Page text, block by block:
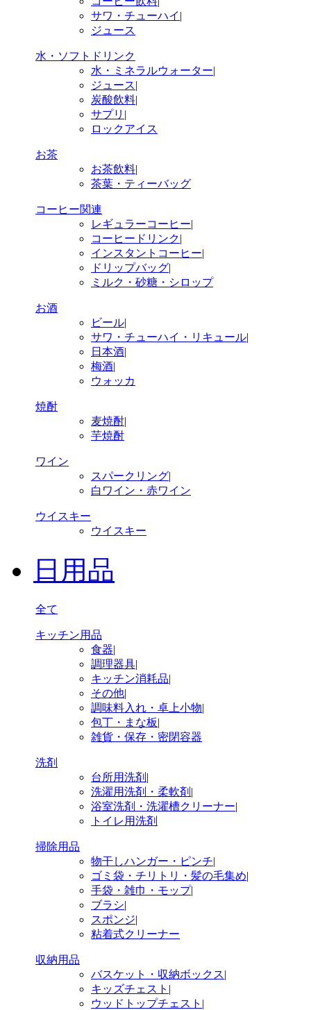
サワ・チューハイ |
ジュース
水・ソフトドリンク
水・ミネラルウォーター|
ジュース|
炭酸飲料|
サプリ |
ロックアイス
お茶
お茶飲料|
茶葉・ティーバッグ
コーヒー関連
レギュラーコーヒー|
コーヒードリンク|
インスタントコーヒー|
ドリップバッグ|
ミルク・砂糖・シロップ
お酒
ビール|
サワ・チューハイ・リキュール|
日本酒|
梅酒|
ウォッカ
焼酎
麦焼酎|
芋焼酎
ワイン
スパークリング|
白ワイン・赤ワイン
ウイスキー
ウイスキー
日用品
全て
キッチン用品
食器|
調理器具|
キッチン消耗品|
その他|
調味料入れ・卓上小物|
包丁・まな板|
雑貨・保存・密閉容器
洗剤
台所用洗剤 |
洗濯用洗剤・柔軟剤 |
浴室洗剤・洗濯槽クリーナー|
トイレ用洗剤
掃除用品
物干しハンガー・ピンチ|
ゴミ袋・チリトリ・髪の毛集め|
手袋・雑巾・モップ|
ブラシ|
スポンジ|
粘着式クリーナー
収納用品
バスケット・収納ボックス|
キッズチェスト |
ウッドトップチェスト |